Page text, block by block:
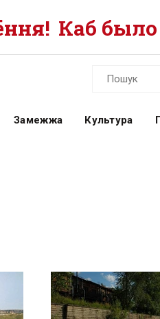
Каб
Замежжа Культура